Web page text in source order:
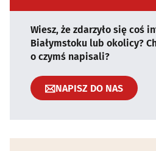
Wiesz, że zdarzyło się coś
Białymstoku lub okolicy?
o czymś napisali?
NAPISZ DO NAS